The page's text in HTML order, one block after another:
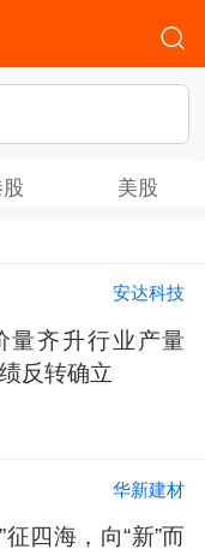
美股
安达科技
量齐升行业产量
反转确立
华新建材
四海，向“新”而